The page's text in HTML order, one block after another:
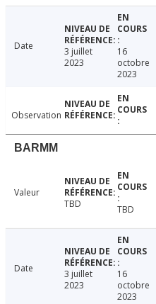
Date
3 juillet
2023
16
octobre
2023
Observation
BARMM
Valeur
TBD
TBD
Date
3 juillet
2023
16
octobre
2023